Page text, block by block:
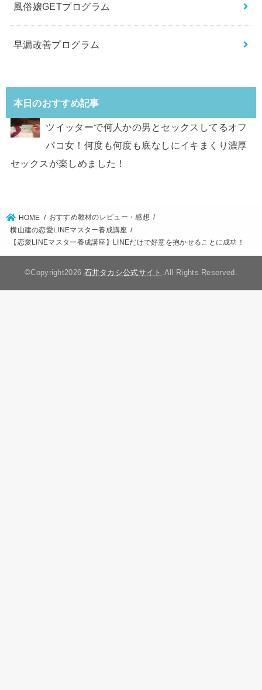
風俗嬢GETプログラム
早漏改善プログラム
本日のおすすめ記事
ツイッターで何人かの男とセックスしてるオフ
パコ女！何度も何度も底なしにイキまくり濃厚
セックスが楽しめました！
HOME
おすすめ教材のレビュー・感想
横山建の恋愛LINEマスター養成講座
【恋愛LINEマスター養成講座】LINEだけで好意を抱かせることに成功！
©Copyright2026 石井タカシ公式サイト .All Rights Reserved.